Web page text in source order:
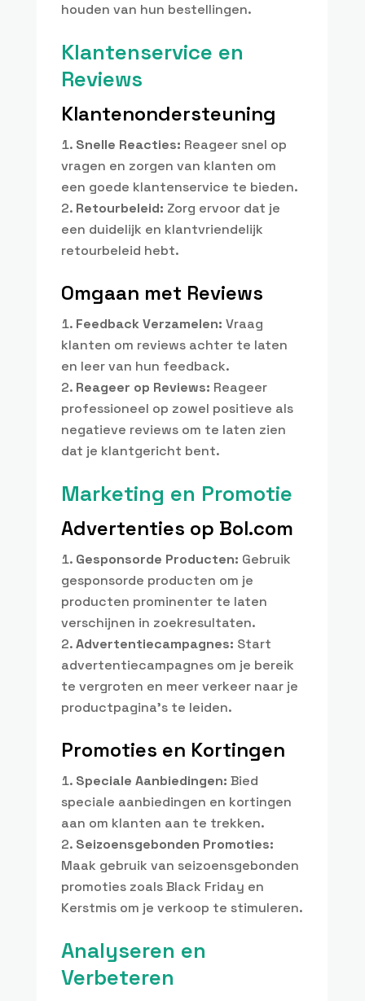
houden van hun bestellingen.
Klantenservice en
Reviews
Klantenondersteuning
Snelle Reacties: Reageer snel op
vragen en zorgen van klanten om
een goede klantenservice te bieden.
Retourbeleid: Zorg ervoor dat je
een duidelijk en klantvriendelijk
retourbeleid hebt.
Omgaan met Reviews
Feedback Verzamelen: Vraag
klanten om reviews achter te laten
en leer van hun feedback.
Reageer op Reviews: Reageer
professioneel op zowel positieve als
negatieve reviews om te laten zien
dat je klantgericht bent.
Marketing en Promotie
Advertenties op Bol.com
Gesponsorde Producten: Gebruik
gesponsorde producten om je
producten prominenter te laten
verschijnen in zoekresultaten.
Advertentiecampagnes: Start
advertentiecampagnes om je bereik
te vergroten en meer verkeer naar je
productpagina’s te leiden.
Promoties en Kortingen
Speciale Aanbiedingen: Bied
speciale aanbiedingen en kortingen
aan om klanten aan te trekken.
Seizoensgebonden Promoties:
Maak gebruik van seizoensgebonden
promoties zoals Black Friday en
Kerstmis om je verkoop te stimuleren.
Analyseren en
Verbeteren